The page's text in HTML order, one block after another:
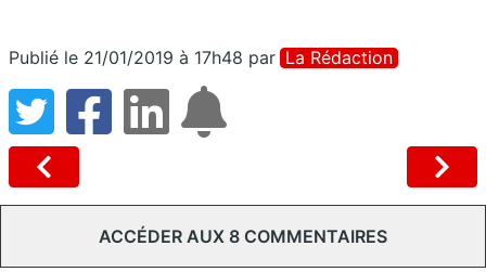
Publié le 21/01/2019 à 17h48 par La Rédaction
ACCÉDER AUX 8 COMMENTAIRES